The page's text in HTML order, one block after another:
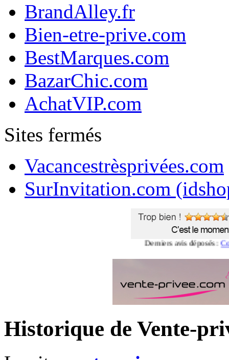
BrandAlley.fr
Bien-etre-prive.com
BestMarques.com
BazarChic.com
AchatVIP.com
Sites fermés
Vacancestrèsprivées.com
SurInvitation.com
Derniers avis déposés :
Historique de Vente-